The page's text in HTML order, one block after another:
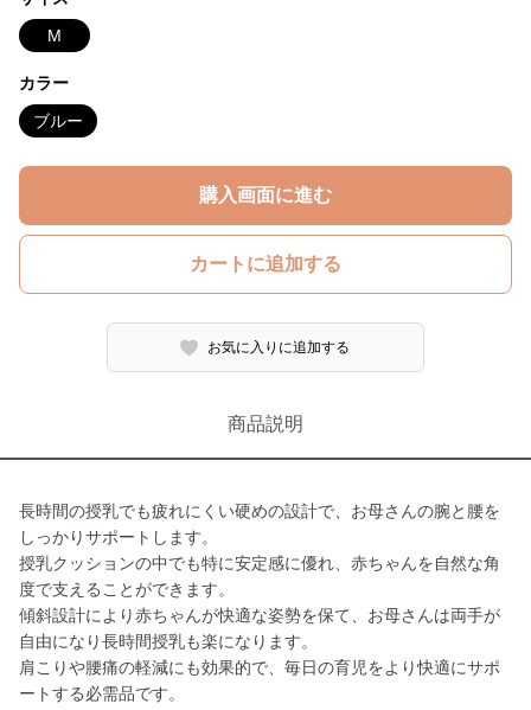
M
カラー
ブルー
購入画面に進む
カートに追加する
お気に入りに追加する
商品説明
長時間の授乳でも疲れにくい硬めの設計で、お母さんの腕と腰を
しっかりサポートします。
授乳クッションの中でも特に安定感に優れ、赤ちゃんを自然な角
度で支えることができます。
傾斜設計により赤ちゃんが快適な姿勢を保て、お母さんは両手が
自由になり長時間授乳も楽になります。
肩こりや腰痛の軽減にも効果的で、毎日の育児をより快適にサポ
ートする必需品です。